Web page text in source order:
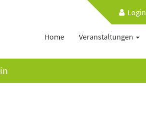
Login
Home Veranstaltungen